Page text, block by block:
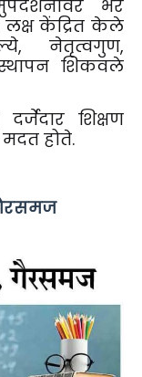
भर
लक्ष केंद्रित केले
नेतृत्वगुण,
शिकवले
दर्जेदार शिक्षण
होते.